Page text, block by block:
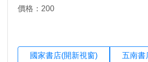
價格：200
國家書店(開新視窗) 五南書